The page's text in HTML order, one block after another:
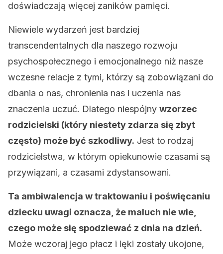
doświadczają więcej zaników pamięci.
Niewiele wydarzeń jest bardziej
transcendentalnych dla naszego rozwoju
psychospołecznego i emocjonalnego niż nasze
wczesne relacje z tymi, którzy są zobowiązani do
dbania o nas, chronienia nas i uczenia nas
znaczenia uczuć. Dlatego niespójny wzorzec
rodzicielski (który niestety zdarza się zbyt
często) może być szkodliwy. Jest to rodzaj
rodzicielstwa, w którym opiekunowie czasami są
przywiązani, a czasami zdystansowani.
Ta ambiwalencja w traktowaniu i poświęcaniu
dziecku uwagi oznacza, że maluch nie wie,
czego może się spodziewać z dnia na dzień.
Może wczoraj jego płacz i lęki zostały ukojone,